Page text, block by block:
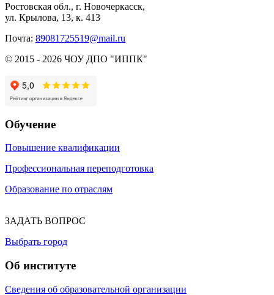
Ростовская обл., г. Новочеркасск,
ул. Крылова, 13, к. 413
Почта: 89081725519@mail.ru
© 2015 - 2026 ЧОУ ДПО "ИППК"
Обучение
Повышение квалификации
Профессиональная переподготовка
Образование по отраслям
ЗАДАТЬ ВОПРОС
Выбрать город
Об институте
Сведения об образовательной организации